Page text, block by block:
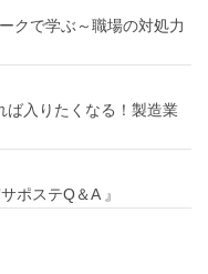
クで学ぶ～職場の対処力
ば入りたくなる！製造業
ポステQ＆A 』